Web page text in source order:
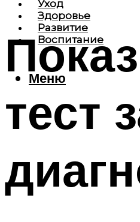
Уход
Здоровье
Развитие
Воспитание
Меню
тест